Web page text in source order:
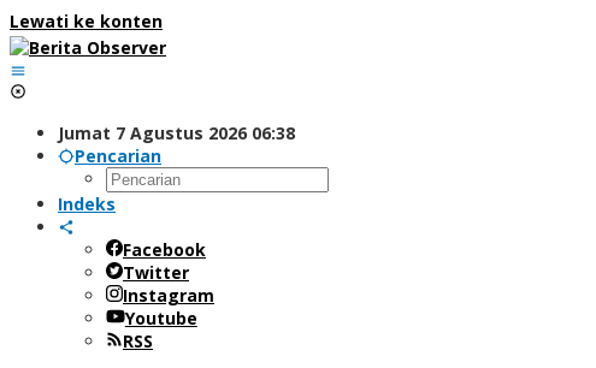
Lewati ke konten
Jumat 7 Agustus 2026 06:38
Pencarian
Indeks
Facebook
Twitter
Instagram
Youtube
RSS